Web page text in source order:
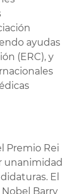
ayudas
(ERC), y
Premio Rei
unanimidad
El
Barry